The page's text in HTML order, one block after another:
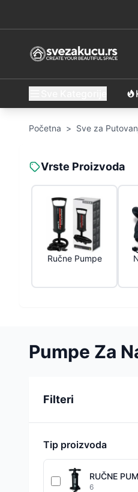
Početna > Sve za
Vrste Proizvoda
Ručne Pumpe
Pumpe Za
Filteri
Tip proizvoda
RUČNE
6